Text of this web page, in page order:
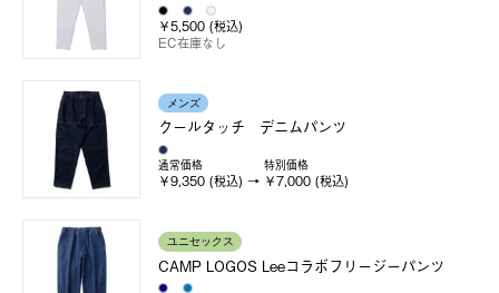
￥5,500 (税込)
EC在庫なし
メンズ
クールタッチ デニムパンツ
通常価格
￥9,350 (税込)
特別価格
￥7,000 (税込)
ユニセックス
CAMP LOGOS Leeコラボフリージーパンツ